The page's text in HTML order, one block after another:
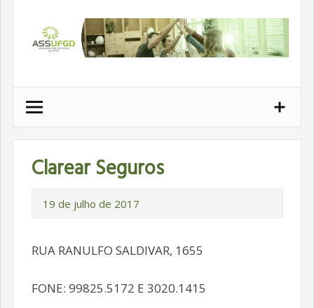
conteúdo
Clarear Seguros
19 de julho de 2017
RUA RANULFO SALDIVAR, 1655
FONE: 99825.5172 E 3020.1415